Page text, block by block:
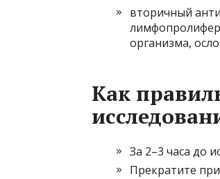
вторичный
организма,
Как
За 2–3 часа до
Прекратите